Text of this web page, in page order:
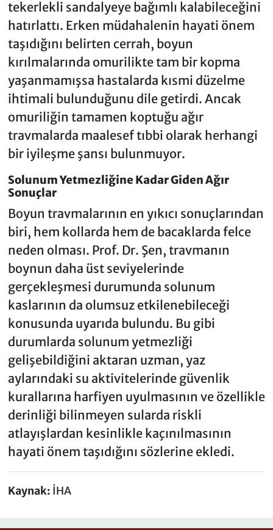
tekerlekli sandalyeye bağımlı kalabileceğini
hatırlattı. Erken müdahalenin hayati önem
taşıdığını belirten cerrah, boyun
kırılmalarında omurilikte tam bir kopma
yaşanmamışsa hastalarda kısmi düzelme
ihtimali bulunduğunu dile getirdi. Ancak
omuriliğin tamamen koptuğu ağır
travmalarda maalesef tıbbi olarak herhangi
bir iyileşme şansı bulunmuyor.
Solunum Yetmezliğine Kadar Giden Ağır
Sonuçlar
Boyun travmalarının en yıkıcı sonuçlarından
biri, hem kollarda hem de bacaklarda felce
neden olması. Prof. Dr. Şen, travmanın
boynun daha üst seviyelerinde
gerçekleşmesi durumunda solunum
kaslarının da olumsuz etkilenebileceği
konusunda uyarıda bulundu. Bu gibi
durumlarda solunum yetmezliği
gelişebildiğini aktaran uzman, yaz
aylarındaki su aktivitelerinde güvenlik
kurallarına harfiyen uyulmasının ve özellikle
derinliği bilinmeyen sularda riskli
atlayışlardan kesinlikle kaçınılmasının
hayati önem taşıdığını sözlerine ekledi.
Kaynak: İHA